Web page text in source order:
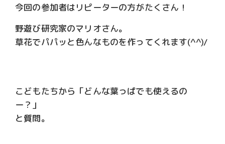
今回の参加者はリピーターの方がたくさん！
野遊び研究家のマリオさん。
草花でパパッと色んなものを作ってくれます(^^)/
こどもたちから「どんな葉っぱでも使えるの
ー？」
と質問。